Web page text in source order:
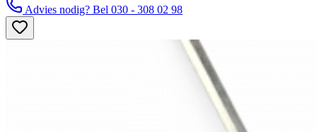
Advies nodig? Bel 030 - 308 02 98